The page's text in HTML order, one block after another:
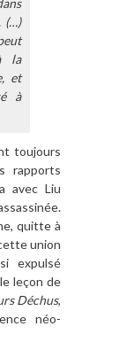
(…)
la
et
à
toujours
rapports
avec Liu
quitte à
union
expulsé
leçon de
Déchus,
néo-